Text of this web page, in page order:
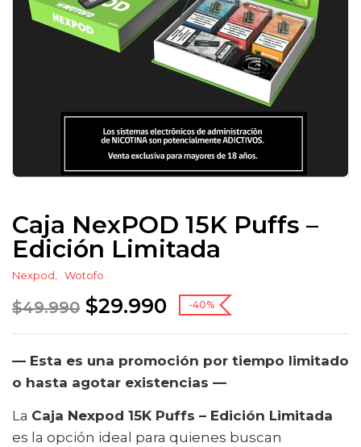
Caja NexPOD 15K Puffs –
Edición Limitada
Nexpod Wotofo
$49.990 $29.990 -40%
— Esta es una promoción por tiempo limitado
o hasta agotar existencias —
La Caja Nexpod 15K Puffs – Edición Limitada
es la opción ideal para quienes buscan